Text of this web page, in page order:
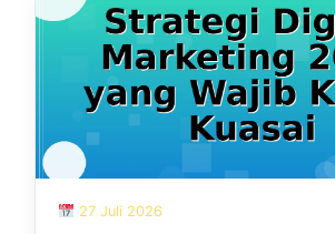
27 Juli 2026